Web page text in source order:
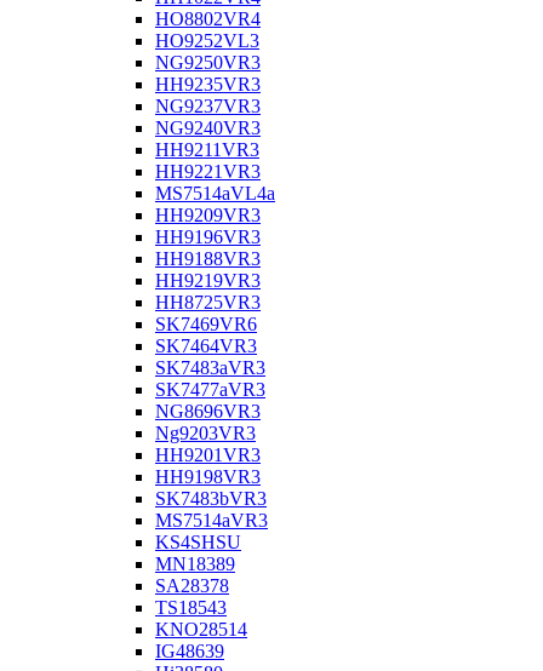
HO8802VR4
HO9252VL3
NG9250VR3
HH9235VR3
NG9237VR3
NG9240VR3
HH9211VR3
HH9221VR3
MS7514aVL4a
HH9209VR3
HH9196VR3
HH9188VR3
HH9219VR3
HH8725VR3
SK7469VR6
SK7464VR3
SK7483aVR3
SK7477aVR3
NG8696VR3
Ng9203VR3
HH9201VR3
HH9198VR3
SK7483bVR3
MS7514aVR3
KS4SHSU
MN18389
SA28378
TS18543
KNO28514
IG48639